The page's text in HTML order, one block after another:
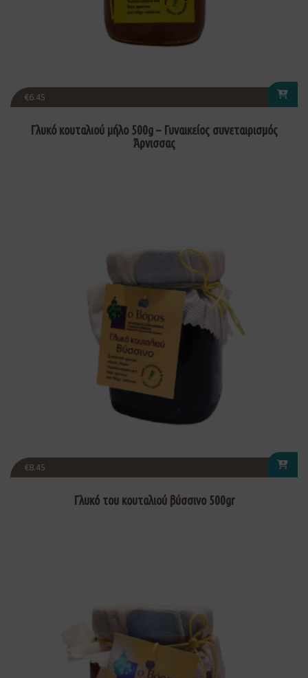
€6.45
Γλυκό κουταλιού μήλο 500g – Γυναικείος συνεταιρισμός
Άρνισσας
€8.45
Γλυκό του κουταλιού βύσσινο 500gr